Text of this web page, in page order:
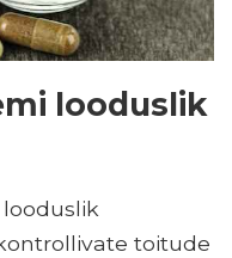
looduslik
toitude